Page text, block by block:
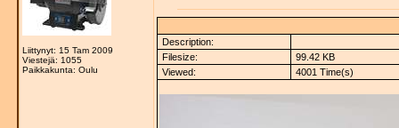
Liittynyt: 15 Tam 2009
Viestejä: 1055
Paikkakunta: Oulu
Description:
Filesize:
99.42 KB
Viewed:
4001 Time(s)